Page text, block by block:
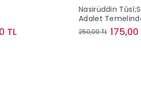
TL
Nasirüddin
Adalet
250,00 TL 175,00